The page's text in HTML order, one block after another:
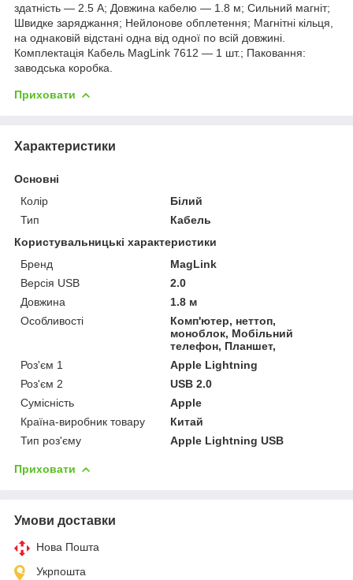
здатність — 2.5 А; Довжина кабелю — 1.8 м; Сильний магніт;
Швидке заряджання; Нейлонове обплетення; Магнітні кільця,
на однаковій відстані одна від одної по всій довжині.
Комплектація Кабель MagLink 7612 — 1 шт.; Паковання:
заводська коробка.
Приховати
Характеристики
Основні
Колір
Білий
Тип
Кабель
Користувальницькі характеристики
Бренд
MagLink
Версія USB
2.0
Довжина
1.8 м
Особливості
Комп'ютер, неттоп,
моноблок, Мобільний
телефон, Планшет,
Роз'єм 1
Apple Lightning
Роз'єм 2
USB 2.0
Сумісність
Apple
Країна-виробник товару
Китай
Тип роз'єму
Apple Lightning USB
Приховати
Умови доставки
Нова Пошта
Укрпошта